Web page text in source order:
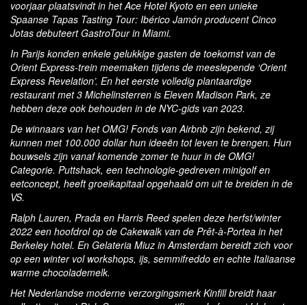
voorjaar plaatsvindt in het Ace Hotel Kyoto en een unieke
Spaanse Tapas Tasting Tour: Ibérico Jamón producent Cinco
Jotas debuteert GastroTour in Miami.
In Parijs konden enkele gelukkige gasten de toekomst van de
Orient Express-trein meemaken tijdens de meeslepende ‘Orient
Express Revelation’. En het eerste volledig plantaardige
restaurant met 3 Michelinsterren is Eleven Madison Park, ze
hebben deze ook behouden in de NYC-gids van 2023.
De winnaars van het OMG! Fonds van Airbnb zijn bekend, zij
kunnen met 100.000 dollar hun ideeën tot leven te brengen. Hun
bouwsels zijn vanaf komende zomer te huur in de OMG!
Categorie. Puttshack, een technologie-gedreven minigolf en
eetconcept, heeft groeikapitaal opgehaald om uit te breiden in de
VS.
Ralph Lauren, Prada en Harris Reed spelen deze herfst/winter
2022 een hoofdrol op de Cakewalk van de Prêt-à-Portea in het
Berkeley hotel. En Gelateria Miuz in Amsterdam bereidt zich voor
op een winter vol workshops, ijs, semmifreddo en echte Italiaanse
warme chocolademelk.
Het Nederlandse moderne verzorgingsmerk Kinfill breidt haar